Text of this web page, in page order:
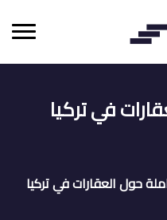
في تركيا
حول العقارات في تركيا